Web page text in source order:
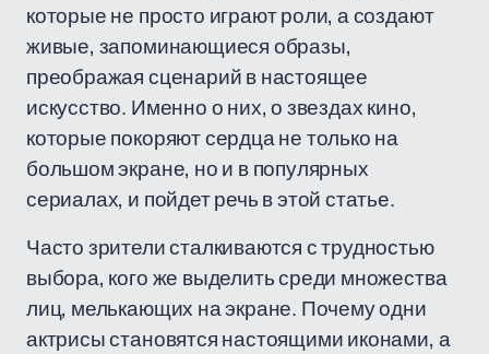
которые не просто играют роли, а создают
живые, запоминающиеся образы,
преображая сценарий в настоящее
искусство. Именно о них, о звездах кино,
которые покоряют сердца не только на
большом экране, но и в популярных
сериалах, и пойдет речь в этой статье.
Часто зрители сталкиваются с трудностью
выбора, кого же выделить среди множества
лиц, мелькающих на экране. Почему одни
актрисы становятся настоящими иконами, а